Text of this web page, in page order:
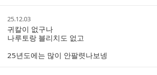
작
성
시
간
25.12.03
귀칼이 없구나
나루토랑 블리치도 없고
25년도에는 많이 안팔렷나보넹